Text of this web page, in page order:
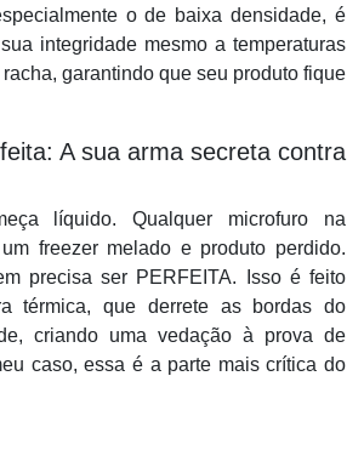
o de baixa densidade, é
integridade mesmo a temperaturas
garantindo que seu produto fique
A sua arma secreta contra
líquido. Qualquer microfuro na
freezer melado e produto perdido.
precisa ser PERFEITA. Isso é feito
térmica, que derrete as bordas do
criando uma vedação à prova de
caso, essa é a parte mais crítica do